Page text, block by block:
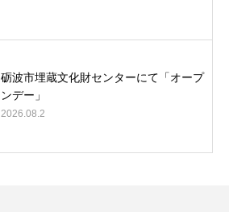
砺波市埋蔵文化財センターにて「オープ
ンデー」
2026.08.2